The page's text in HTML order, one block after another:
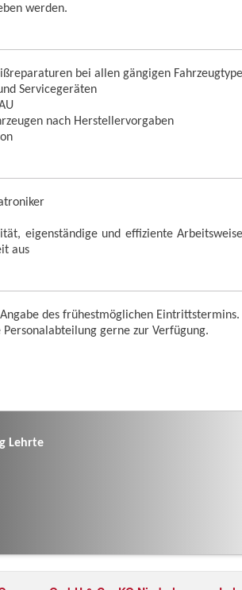
werden.
bei allen gängigen
Servicegeräten
nach Herstellervorgaben
eigenständige und effiziente
aus
des frühestmöglichen Eintrittstermins.
gerne zur Verfügung.
Lehrte